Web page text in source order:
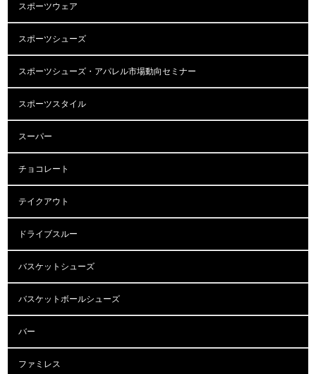
スポーツウェア
スポーツシューズ
スポーツシューズ・アパレル市場動向セミナー
スポーツスタイル
スーパー
チョコレート
テイクアウト
ドライブスルー
バスケットシューズ
バスケットボールシューズ
バー
ファミレス